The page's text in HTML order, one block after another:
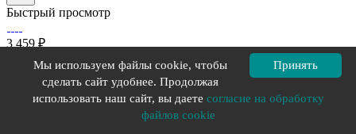
Быстрый просмотр
3 459 ₽
Кварц-винил (SPC) LAMIWOOD Венеция 216 Дуб Бергамо
елочка
Принять
Мы используем файлы cookie, чтобы
сделать сайт удобнее. Продолжая
использовать наш сайт, вы даете согласие на обработку
файлов cookie